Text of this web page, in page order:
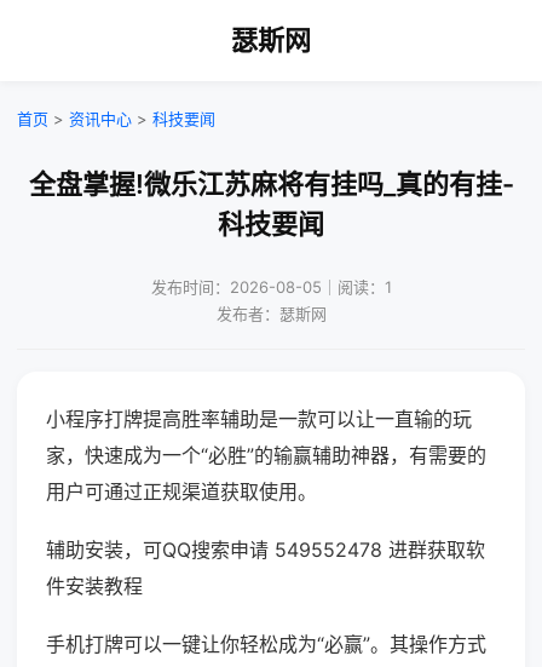
瑟斯网
首页 > 资讯中心 > 科技要闻
全盘掌握!微乐江苏麻将有挂吗_真的有挂-
科技要闻
发布时间：2026-08-05｜阅读：1
发布者：瑟斯网
小程序打牌提高胜率辅助是一款可以让一直输的玩
家，快速成为一个“必胜”的输赢辅助神器，有需要的
用户可通过正规渠道获取使用。
辅助安装，可QQ搜索申请 549552478 进群获取软
件安装教程
手机打牌可以一键让你轻松成为“必赢”。其操作方式